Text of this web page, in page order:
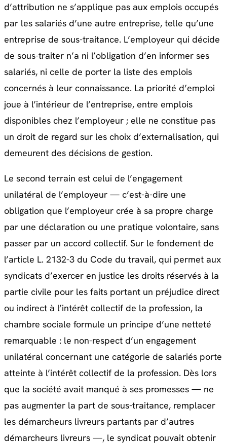
d’attribution ne s’applique pas aux emplois occupés
par les salariés d’une autre entreprise, telle qu’une
entreprise de sous-traitance. L’employeur qui décide
de sous-traiter n’a ni l’obligation d’en informer ses
salariés, ni celle de porter la liste des emplois
concernés à leur connaissance. La priorité d’emploi
joue à l’intérieur de l’entreprise, entre emplois
disponibles chez l’employeur ; elle ne constitue pas
un droit de regard sur les choix d’externalisation, qui
demeurent des décisions de gestion.
Le second terrain est celui de l’engagement
unilatéral de l’employeur — c’est-à-dire une
obligation que l’employeur crée à sa propre charge
par une déclaration ou une pratique volontaire, sans
passer par un accord collectif. Sur le fondement de
l’article L. 2132-3 du Code du travail, qui permet aux
syndicats d’exercer en justice les droits réservés à la
partie civile pour les faits portant un préjudice direct
ou indirect à l’intérêt collectif de la profession, la
chambre sociale formule un principe d’une netteté
remarquable : le non-respect d’un engagement
unilatéral concernant une catégorie de salariés porte
atteinte à l’intérêt collectif de la profession. Dès lors
que la société avait manqué à ses promesses — ne
pas augmenter la part de sous-traitance, remplacer
les démarcheurs livreurs partants par d’autres
démarcheurs livreurs —, le syndicat pouvait obtenir